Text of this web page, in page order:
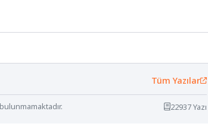
Tüm Yazılar
22937 Yazı